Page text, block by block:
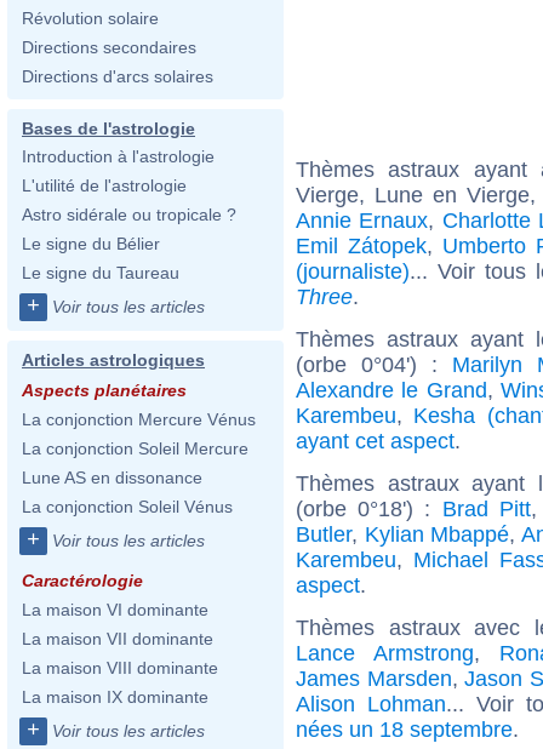
Révolution solaire
Directions secondaires
Directions d'arcs solaires
Bases de l'astrologie
Introduction à l'astrologie
L'utilité de l'astrologie
Astro sidérale ou tropicale ?
Le signe du Bélier
Le signe du Taureau
+ Voir tous les articles
Articles astrologiques
Aspects planétaires
La conjonction Mercure Vénus
La conjonction Soleil Mercure
Lune AS en dissonance
La conjonction Soleil Vénus
+ Voir tous les articles
Caractérologie
La maison VI dominante
La maison VII dominante
La maison VIII dominante
La maison IX dominante
+ Voir tous les articles
Thèmes astraux
Vierge, Lune en
Annie Ernaux, Charlotte
Emil Zátopek, Umberto
(journaliste)... Voir tous
Three.
Thèmes astraux ayant
(orbe 0°04') : Marilyn
Alexandre le Grand,
Karembeu, Kesha
ayant cet aspect.
Thèmes astraux ayant
(orbe 0°18') : Brad Pitt
Butler, Kylian Mbappé,
Karembeu, Michael
aspect.
Thèmes astraux
Lance Armstrong,
James Marsden,Jason
Alison Lohman... Voir
nées un 18 septembre.